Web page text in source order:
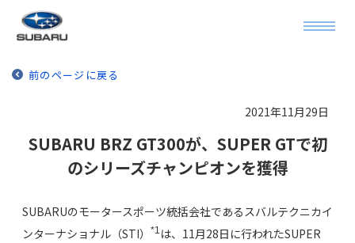
前のページに戻る
2021年11月29日
SUBARU BRZ GT300が、SUPER GTで初
のシリーズチャンピオンを獲得
SUBARUのモータースポーツ統括会社であるスバルテクニカイ
ンターナショナル（STI）
*1 は、11月28日に行われたSUPER